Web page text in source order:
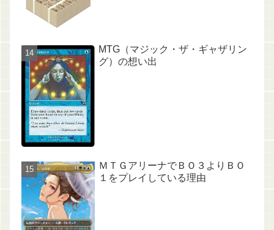
MTG（マジック・ザ・ギャザリン
グ）の想い出
ＭＴＧアリーナでＢＯ３よりＢＯ
１をプレイしている理由